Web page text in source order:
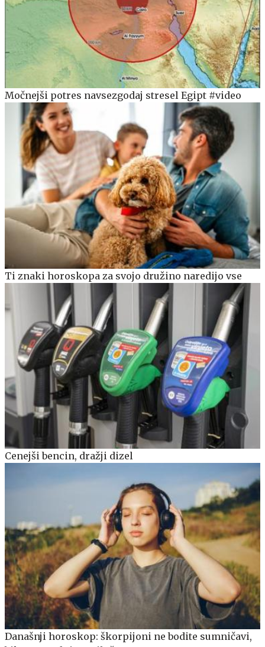
Močnejši potres navsezgodaj stresel Egipt #video
Ti znaki horoskopa za svojo družino naredijo vse
Cenejši bencin, dražji dizel
Današnji horoskop: škorpijoni ne bodite sumničavi,